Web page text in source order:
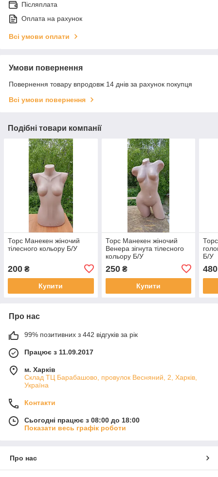
Післяплата
Оплата на рахунок
Всі умови оплати
Умови повернення
Повернення товару впродовж 14 днів за рахунок покупця
Всі умови повернення
Подібні товари компанії
Торс Манекен жіночий
тілесного кольору Б/У
200 ₴
Купити
Торс Манекен жіночий
Венера зігнута тілесного
кольору Б/У
250₴
Купити
Б/У
480
Про нас
99% позитивних з 442 відгуків за рік
Працює з 11.09.2017
м. Харків
Склад ТЦ Барабашово, провулок Весняний, 2, Харків,
Україна
Контакти
Сьогодні працює з 08:00 до 18:00
Показати весь графік роботи
Про нас